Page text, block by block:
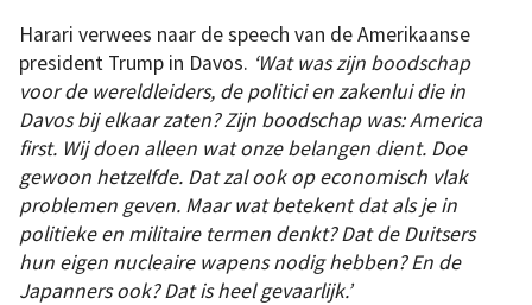
Harari verwees naar de speech van de Amerikaanse
president Trump in Davos. ‘Wat was zijn boodschap
voor de wereldleiders, de politici en zakenlui die in
Davos bij elkaar zaten? Zijn boodschap was: America
first. Wij doen alleen wat onze belangen dient. Doe
gewoon hetzelfde. Dat zal ook op economisch vlak
problemen geven. Maar wat betekent dat als je in
politieke en militaire termen denkt? Dat de Duitsers
hun eigen nucleaire wapens nodig hebben? En de
Japanners ook? Dat is heel gevaarlijk.’